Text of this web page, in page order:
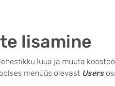
lisamine
luua ja muuta
menüüs olevast Users